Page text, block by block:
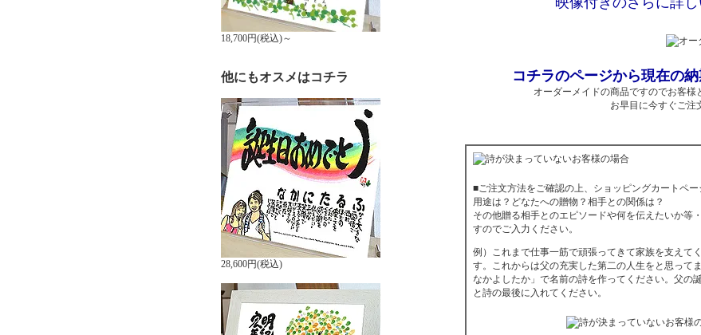
18,700円(税込)～
他にもオスメはコチラ
28,600円(税込)
コチラのページから現在の
オーダーメイドの商品ですのでお客
お早目に今すぐご注
■ご注文方法をご確認の上、ショッピングカートペ
用途は？どなたへの贈物？相手との関係は？
その他贈る相手とのエピソードや何を伝えたいか等
すのでご入力ください。
例）これまで仕事一筋で頑張ってきて家族を支えて
す。これからは父の充実した第二の人生をと思って
なかよしたか」で名前の詩を作ってください。父の
と詩の最後に入れてください。